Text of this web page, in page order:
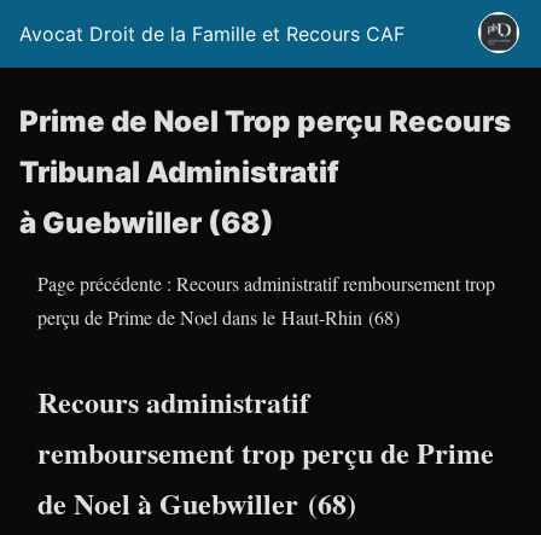
Avocat Droit de la Famille et Recours CAF
Prime de Noel Trop perçu Recours
Tribunal Administratif
à Guebwiller (68)
Page précédente : Recours administratif remboursement trop
perçu de Prime de Noel dans le Haut-Rhin (68)
Recours administratif
remboursement trop perçu de Prime
de Noel à Guebwiller (68)